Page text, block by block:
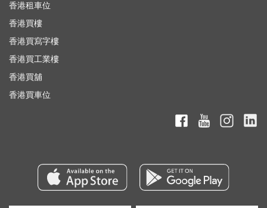
香港租車位
香港買樓
香港買寫字樓
香港買工業樓
香港買舖
香港買車位